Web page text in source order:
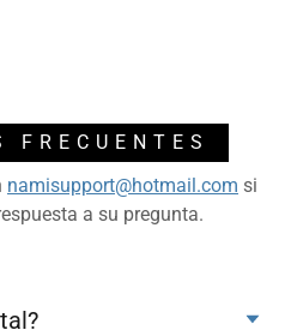
FRECUENTES
namisupport@hotmail.com si
a su pregunta.